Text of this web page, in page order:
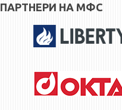
ПАРТНЕРИ НА МФС